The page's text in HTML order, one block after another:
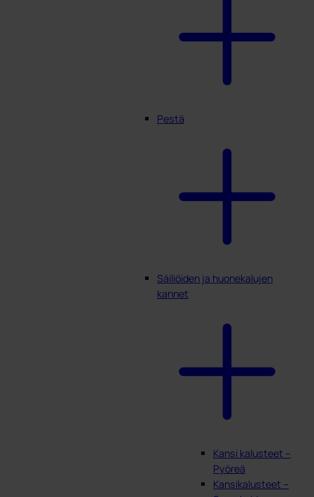
Pestä
Säiliöiden ja huonekalujen
kannet
Kansi kalusteet –
Pyöreä
Kansikalusteet –